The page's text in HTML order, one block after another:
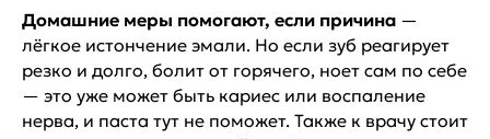
Домашние меры помогают, если причина —
лёгкое истончение эмали. Но если зуб реагирует
резко и долго, болит от горячего, ноет сам по себе
— это уже может быть кариес или воспаление
нерва, и паста тут не поможет. Также к врачу стоит